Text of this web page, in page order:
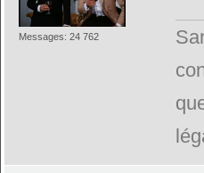
Messages: 24 762